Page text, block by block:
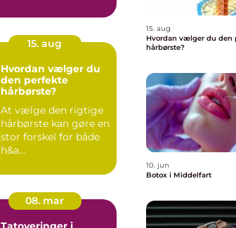
15. aug
Hvordan vælger du
den perfekte
hårbørste?
At vælge den rigtige
hårbørste kan gøre en
stor forskel for både
h&a...
08. mar
15. aug
Hvordan vælger du den
hårbørste?
10. jun
Botox i Middelfart